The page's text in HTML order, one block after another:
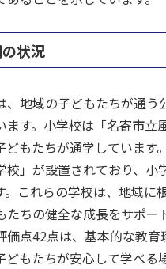
状況
、地域の子どもたちが通う
ます。小学校は「名寄市立
どもたちが通学しています
校」が設置されており、小
。これらの学校は、地域に
たちの健全な成長をサポー
価点42点は、基本的な教育
どもたちが安心して学べる